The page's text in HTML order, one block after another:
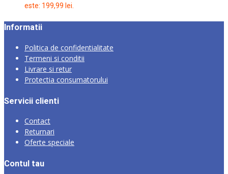
este: 199,99 lei.
Informatii
Politica de confidentialitate
Termeni si conditii
Livrare si retur
Protectia consumatorului
Servicii clienti
Contact
Returnari
Oferte speciale
Contul tau